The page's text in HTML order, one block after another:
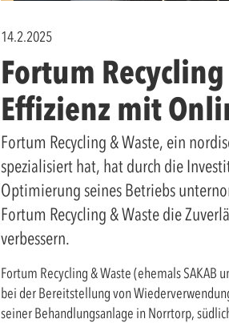
14.2.2025
Fortum
Effizienz mit
Fortum Recycling & Waste, ein
spezialisiert hat, hat durch die
Optimierung seines Betriebs
Fortum Recycling & Waste die
verbessern.
Fortum Recycling & Waste (ehemals
bei der Bereitstellung von
seiner Behandlungsanlage in Norrtorp,